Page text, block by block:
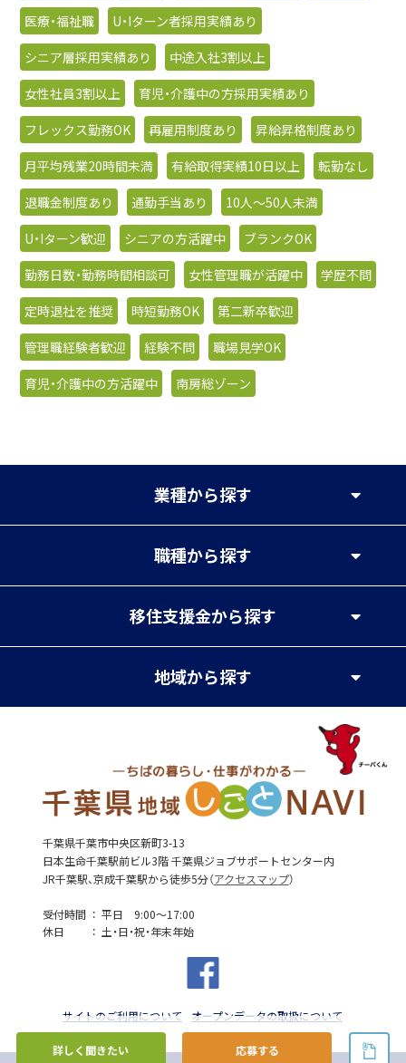
詳しく聞きたい 応募する
医療・福祉職
U・Iターン者採用実績あり
シニア層採用実績あり
中途入社3割以上
女性社員3割以上
育児・介護中の方採用実績あり
フレックス勤務OK
再雇用制度あり
昇給昇格制度あり
月平均残業20時間未満
有給取得実績10日以上
転勤なし
退職金制度あり
通勤手当あり
10人〜50人未満
U・Iターン歓迎
シニアの方活躍中
ブランクOK
勤務日数・勤務時間相談可
女性管理職が活躍中
学歴不問
定時退社を推奨
時短勤務OK
第二新卒歓迎
管理職経験者歓迎
経験不問
職場見学OK
育児・介護中の方活躍中
南房総ゾーン
業種から探す
職種から探す
移住支援金から探す
地域から探す
千葉県千葉市中央区新町3-13
日本生命千葉駅前ビル3階 千葉県ジョブサポートセンター内
JR千葉駅、京成千葉駅から徒歩5分（アクセスマップ）
受付時間
平日 9:00～17:00
休日
土・日・祝・年末年始
サイトのご利用について オープンデータの取扱について